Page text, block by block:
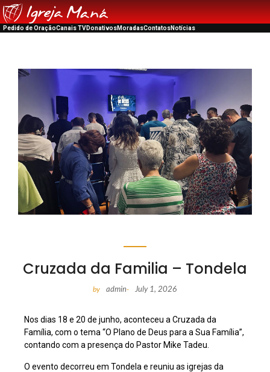
Pedido de OraçãoCanais TVDonativosMoradasContatosNotícias
Cruzada da Familia – Tondela
by admin- July 1, 2026
Nos dias 18 e 20 de junho, aconteceu a Cruzada da
Família, com o tema “O Plano de Deus para a Sua Família”,
contando com a presença do Pastor Mike Tadeu.
O evento decorreu em Tondela e reuniu as igrejas da